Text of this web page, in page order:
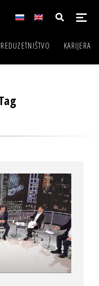
KARIJERA